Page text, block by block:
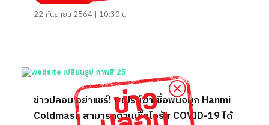
22 กันยายน 2564 | 10:30 น.
ข่าวปลอม อย่าแชร์! สเปรย์ฆ่าเชื้อพ่นจมูก Hanmi
Coldmask สามารถต้านเชื้อไวรัส COVID-19 ได้